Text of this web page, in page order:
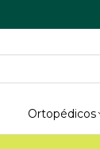
Ortopédicos